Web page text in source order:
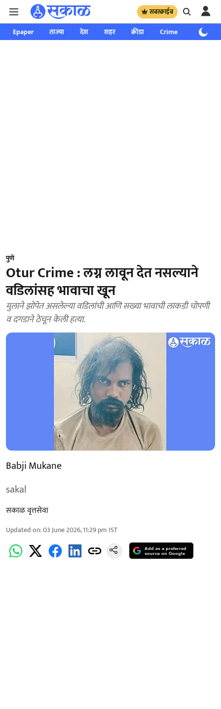
सबस्क्राईब
Epaper ताज्या देश शहर क्रीडा Crime साप्ताहिक
पुणे
Otur Crime : लग्न लावून देत नसल्याने
वडिलांसह भावाचा खून
मुलाने झोपेत असलेल्या वडिलांची आणि सख्या भावाची लाकडी चोपणी
व दगडाने ठेचून केली हत्या.
Babji Mukane
sakal
सकाळ वृत्तसेवा
Updated on:03 June 2026, 11:29 pm IST
Add as a preferred
source on Google